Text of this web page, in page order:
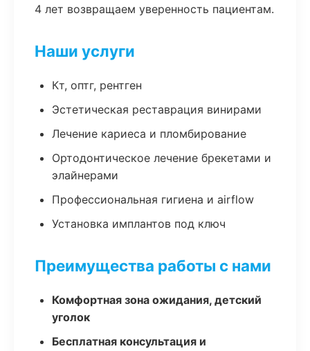
4 лет возвращаем уверенность пациентам.
Наши услуги
Кт, оптг, рентген
Эстетическая реставрация винирами
Лечение кариеса и пломбирование
Ортодонтическое лечение брекетами и
элайнерами
Профессиональная гигиена и airflow
Установка имплантов под ключ
Преимущества работы с нами
Комфортная зона ожидания, детский
уголок
Бесплатная консультация и